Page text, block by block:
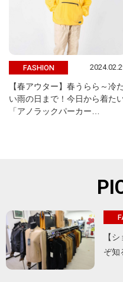
FASHION
【春アウター】春うらら～冷た
い雨の日まで！今日から着た
「アノラックパーカー…
【
ぞ知